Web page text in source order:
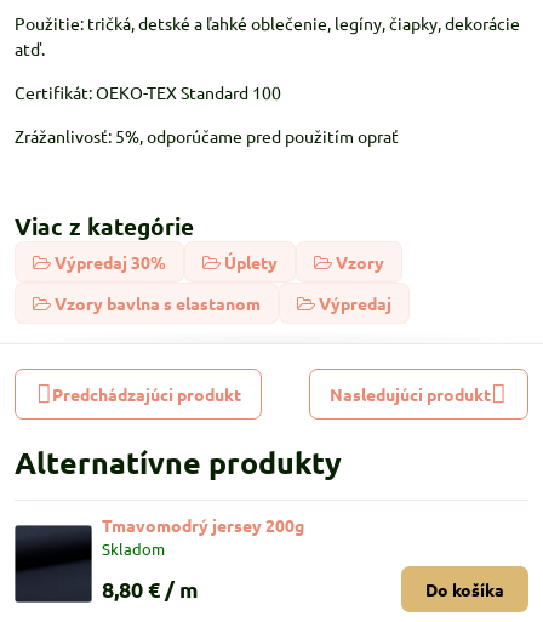
Použitie: tričká, detské a ľahké oblečenie, legíny, čiapky, dekorácie
atď.
Certifikát: OEKO-TEX Standard 100
Zrážanlivosť: 5%, odporúčame pred použitím oprať
Viac z kategórie
Výpredaj 30% Úplety
Vzory
Vzory bavlna s elastanom
Výpredaj
Predchádzajúci produkt Nasledujúci produkt
Alternatívne produkty
Tmavomodrý jersey 200g
Skladom
8,80 € / m Do košíka